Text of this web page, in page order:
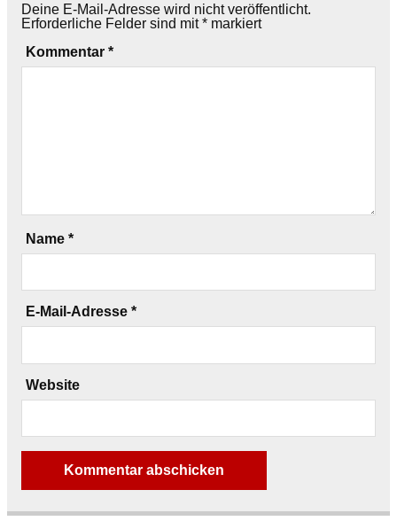
Deine E-Mail-Adresse wird nicht veröffentlicht.
Erforderliche Felder sind mit* markiert
Kommentar *
Name *
E-Mail-Adresse *
Website